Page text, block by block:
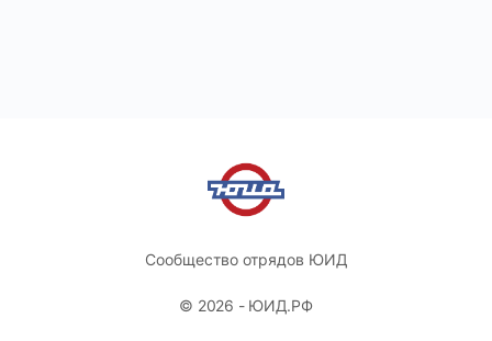
Сообщество отрядов ЮИД
© 2026 - ЮИД.РФ